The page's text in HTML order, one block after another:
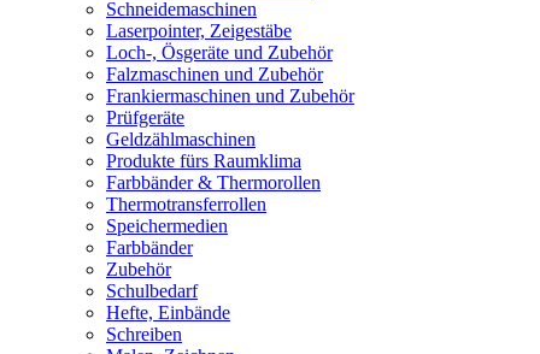
Schneidemaschinen
Laserpointer, Zeigestäbe
Loch-, Ösgeräte und Zubehör
Falzmaschinen und Zubehör
Frankiermaschinen und Zubehör
Prüfgeräte
Geldzählmaschinen
Produkte fürs Raumklima
Farbbänder & Thermorollen
Thermotransferrollen
Speichermedien
Farbbänder
Zubehör
Schulbedarf
Hefte, Einbände
Schreiben